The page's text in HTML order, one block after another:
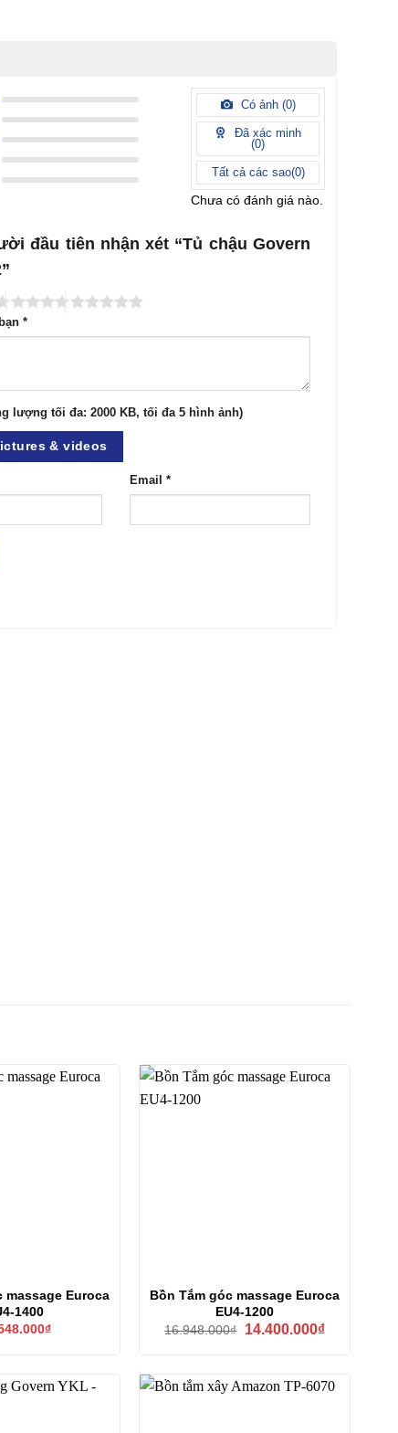
Có ảnh (0)
Đã xác minh
(0)
Tất cả các sao(0)
Chưa có đánh giá nào.
đầu tiên nhận xét “Tủ chậu Govern
*
lượng tối đa: 2000 KB, tối đa 5 hình ảnh)
& videos
Email *
massage Euroca
1400
₫
Bồn Tắm góc massage Euroca
EU4-1200
16.948.000₫
Giá
14.400.000₫Giá